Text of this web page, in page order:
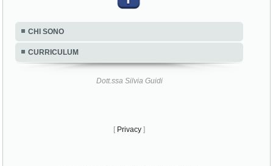
CHI SONO
CURRICULUM
Dott.ssa Silvia Guidi
[ Privacy ]